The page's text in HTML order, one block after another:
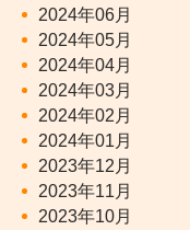
2024年06月
2024年05月
2024年04月
2024年03月
2024年02月
2024年01月
2023年12月
2023年11月
2023年10月